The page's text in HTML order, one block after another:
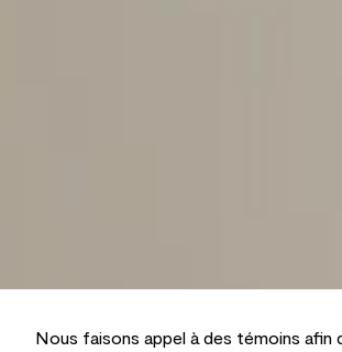
Nous faisons appel à des témoins afin